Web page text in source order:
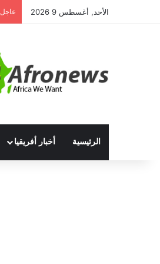
الأحد, أغسطس 9 2026 عاجل
الرئيسية أخبار أفريقيا